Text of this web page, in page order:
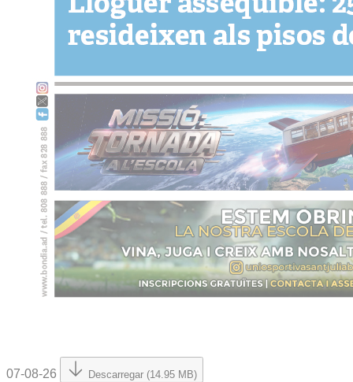
07-08-26 Descarregar (14.95 MB)